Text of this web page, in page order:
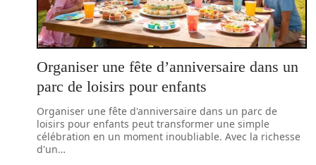
Organiser une fête d’anniversaire dans un
parc de loisirs pour enfants
Organiser une fête d'anniversaire dans un parc de
loisirs pour enfants peut transformer une simple
célébration en un moment inoubliable. Avec la richesse
d'un…